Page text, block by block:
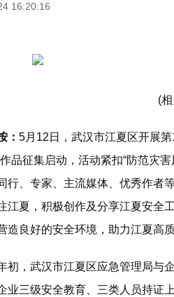
16:20:16
(
： 5月12日，武汉市江夏区开展
品征集启动，活动紧扣“防范灾
行、专家、主流媒体、优秀作者
江夏，积极创作及分享江夏安全
造良好的安全环境，助力江夏高质
初，武汉市江夏区应急管理局与
业三级安全教育、三类人员持证